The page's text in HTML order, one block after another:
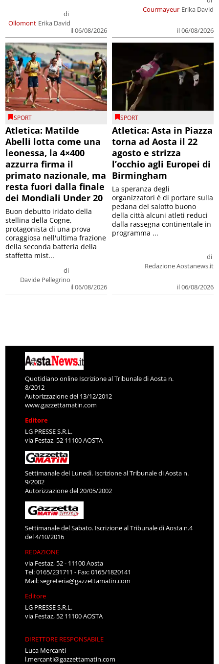
Ollomont
di
Erika David
il 06/08/2026
Courmayeur Erika David
il 06/08/2026
SPORT
Atletica: Matilde
Abelli lotta come una
leonessa, la 4×400
azzurra firma il
primato nazionale, ma
resta fuori dalla finale
dei Mondiali Under 20
di
Davide Pellegrino
il 06/08/2026
Buon debutto iridato della
stellina della Cogne,
protagonista di una prova
coraggiosa nell'ultima frazione
della seconda batteria della
staffetta mist...
SPORT
Atletica: Asta in Piazza
torna ad Aosta il 22
agosto e strizza
l’occhio agli Europei di
Birmingham
di
Redazione Aostanews.it
il 06/08/2026
La speranza degli
organizzatori è di portare sulla
pedana del salotto buono
della città alcuni atleti reduci
dalla rassegna continentale in
programma ...
Quotidiano online Iscrizione al Tribunale di Aosta n.
8/2012
Autorizzazione del 13/12/2012
www.gazzettamatin.com
Editore
LG PRESSE S.R.L.
via Festaz, 52 11100 AOSTA
Settimanale del Lunedì. Iscrizione al Tribunale di Aosta n.
9/2002
Autorizzazione del 20/05/2002
Settimanale del Sabato. Iscrizione al Tribunale di Aosta n.4
del 4/10/2016
REDAZIONE
via Festaz, 52 - 11100 Aosta
Tel: 0165/231711 - Fax: 0165/1820141
Mail:segreteria@gazzettamatin.com
Editore
LG PRESSE S.R.L.
via Festaz, 52 11100 AOSTA
DIRETTORE RESPONSABILE
Luca Mercanti
l.mercanti@gazzettamatin.com